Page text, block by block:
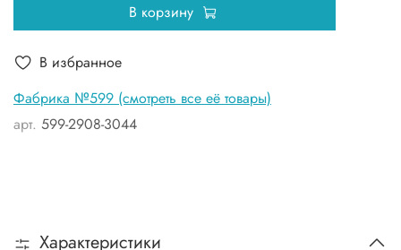
Фабрика №599 (смотреть все её товары)
арт. 599-2908-3044
В корзину
В избранное
Характеристики